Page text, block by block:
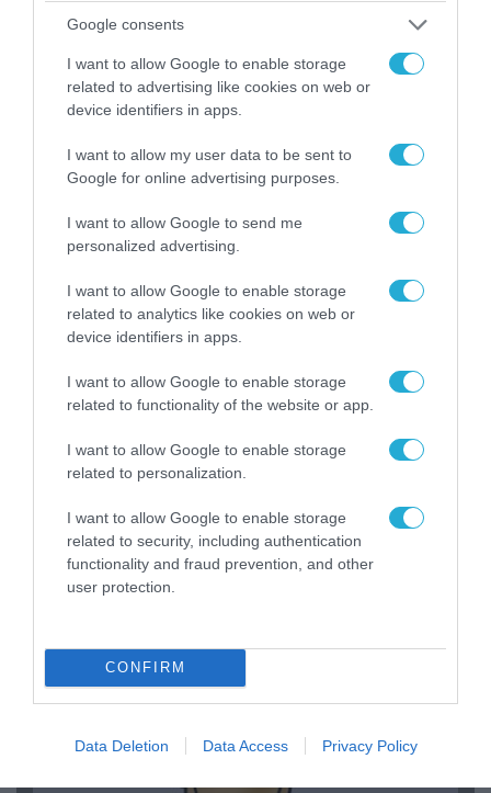
Google consents
I want to allow Google to enable storage
related to advertising like cookies on web or
device identifiers in apps.
I want to allow my user data to be sent to
Google for online advertising purposes.
I want to allow Google to send me
personalized advertising.
I want to allow Google to enable storage
related to analytics like cookies on web or
device identifiers in apps.
I want to allow Google to enable storage
related to functionality of the website or app.
I want to allow Google to enable storage
related to personalization.
I want to allow Google to enable storage
related to security, including authentication
functionality and fraud prevention, and other
user protection.
CONFIRM
Data Deletion Data Access Privacy Policy
07.08.2026 | 20:02
Ο Γιάννης Αλαφούζος «τέλειωσε» τον
Κωνσταντίνο Ζούλα από τον ΣΚΑΪ – Ο λόγος της
απομάκρυνσής του
06.08.2026 | 14:02
«Επιχείρηση ελεύθερα πεζοδρόμια» στην
Αθήνα: Απομακρύνθηκαν παράνομα